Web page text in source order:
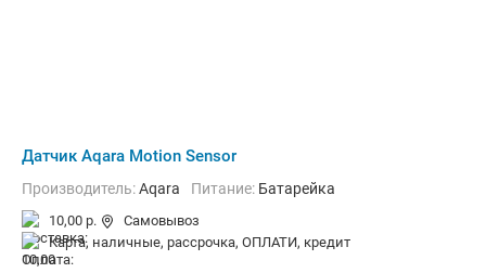
Датчик Aqara Motion Sensor
Производитель:Aqara Питание: Батарейка
10,00 р.
Самовывоз
карта, наличные, рассрочка, ОПЛАТИ, кредит